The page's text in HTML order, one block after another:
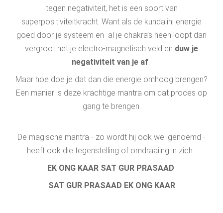
tegen negativiteit, het is een soort van
superpositiviteitkracht. Want als de kundalini energie
goed door je systeem en al je chakra’s heen loopt dan
vergroot het je electro-magnetisch veld en duw je
negativiteit van je af.
Maar hoe doe je dat dan die energie omhoog brengen?
Een manier is deze krachtige mantra om dat proces op
gang te brengen.
De magische mantra - zo wordt hij ook wel genoemd -
heeft ook die tegenstelling of omdraaiing in zich:
EK ONG KAAR SAT GUR PRASAAD
SAT GUR PRASAAD EK ONG KAAR